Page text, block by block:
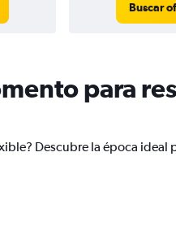
Buscar
para
Descubre la época